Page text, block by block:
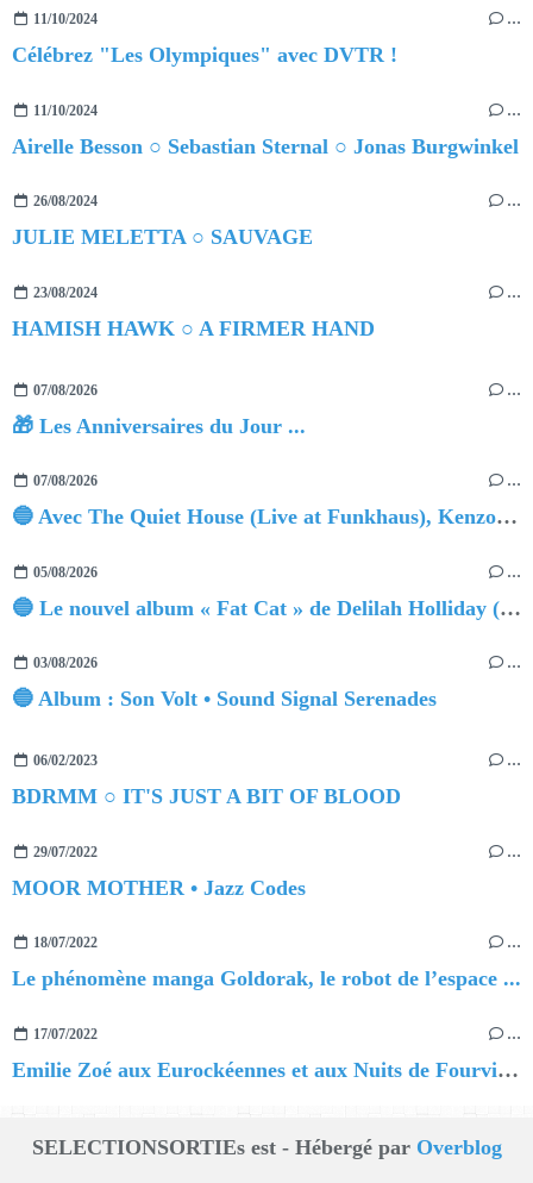
11/10/2024 …
Célébrez "Les Olympiques" avec DVTR !
11/10/2024 …
Airelle Besson ○ Sebastian Sternal ○ Jonas Burgwinkel
26/08/2024 …
JULIE MELETTA ○ SAUVAGE
23/08/2024 …
HAMISH HAWK ○ A FIRMER HAND
07/08/2026 …
🎁 Les Anniversaires du Jour ...
07/08/2026 …
🔵 Avec The Quiet House (Live at Funkhaus), Kenzo Zurzolo livre une performance aussi intense qu'envoûtante.
05/08/2026 …
🔵 Le nouvel album « Fat Cat » de Delilah Holliday (sortie le 30 Octobre 2026)
03/08/2026 …
🔵 Album : Son Volt • Sound Signal Serenades
06/02/2023 …
BDRMM ○ IT'S JUST A BIT OF BLOOD
29/07/2022 …
MOOR MOTHER • Jazz Codes
18/07/2022 …
Le phénomène manga Goldorak, le robot de l’espace ...
17/07/2022 …
Emilie Zoé aux Eurockéennes et aux Nuits de Fourvière !
SELECTIONSORTIEs est - Hébergé par Overblog